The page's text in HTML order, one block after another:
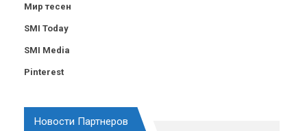
Мир тесен
SMI Today
SMI Media
Pinterest
Новости Партнеров